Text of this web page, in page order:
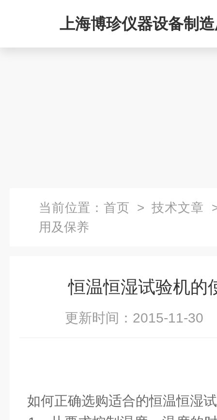
上海博珍仪器设备制
当前位置： 首页 > 技术文章
用及保养
恒温恒湿试验机的
更新时间：2015-11-
如何正确选购适合的恒温恒湿